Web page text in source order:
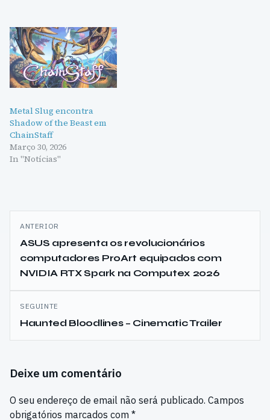
Metal Slug encontra
Shadow of the Beast em
ChainStaff
Março 30, 2026
In "Notícias"
Navegação
de
artigos
ANTERIOR
ASUS apresenta os revolucionários
computadores ProArt equipados com
NVIDIA RTX Spark na Computex 2026
SEGUINTE
Haunted Bloodlines – Cinematic Trailer
Deixe um comentário
O seu endereço de email não será publicado. Campos
obrigatórios marcados com *